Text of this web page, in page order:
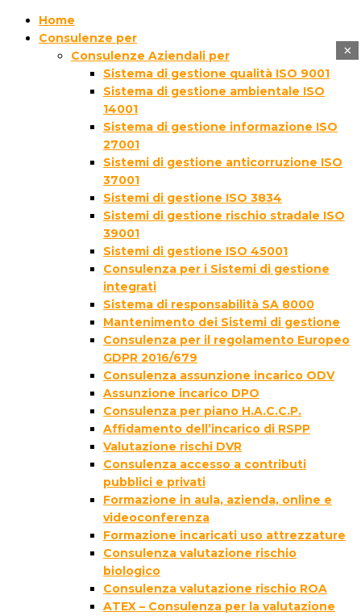
Home
Consulenze per
Consulenze Aziendali per
Sistema di gestione qualità ISO 9001
Sistema di gestione ambientale ISO
14001
Sistema di gestione informazione ISO
27001
Sistemi di gestione anticorruzione ISO
37001
Sistemi di gestione ISO 3834
Sistemi di gestione rischio stradale ISO
39001
Sistemi di gestione ISO 45001
Consulenza per i Sistemi di gestione
integrati
Sistema di responsabilità SA 8000
Mantenimento dei Sistemi di gestione
Consulenza per il regolamento Europeo
GDPR 2016/679
Consulenza assunzione incarico ODV
Assunzione incarico DPO
Consulenza per piano H.A.C.C.P.
Affidamento dell’incarico di RSPP
Valutazione rischi DVR
Consulenza accesso a contributi
pubblici e privati
Formazione in aula, azienda, online e
videoconferenza
Formazione incaricati uso attrezzature
Consulenza valutazione rischio
biologico
Consulenza valutazione rischio ROA
ATEX – Consulenza per la valutazione
×